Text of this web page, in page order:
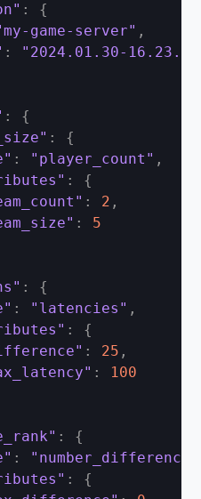
:
{
game-server" ,
:
"2024.01.30-
:
{
:
{
: "player_count" ,
:
{
: 2 ,
:
5
:
{
: "latencies" ,
:
{
: 25 ,
:
100
:
{
: "number_difference"
:
{